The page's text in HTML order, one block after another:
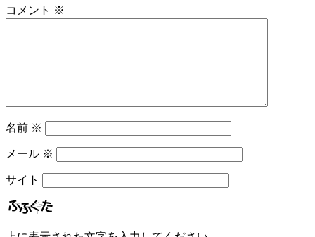
コメント ※
名前 ※
メール ※
サイト